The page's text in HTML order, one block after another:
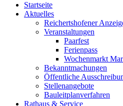
Startseite
Aktuelles
Reichertshofener
Veranstaltungen
Paarfest
Ferienpass
Wochenmarkt
Bekanntmachungen
Öffentliche
Stellenangebote
Bauleitplanverfahren
Rathaus & Service